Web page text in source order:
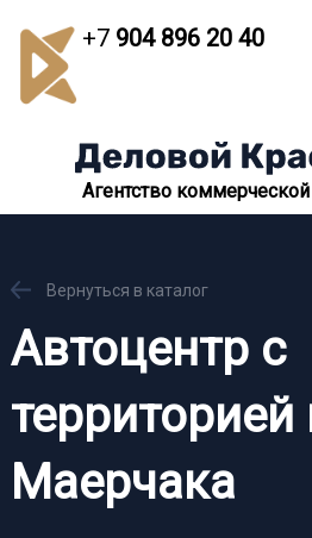
+7904 896 20 40
Агентство
Вернуться в каталог
Автоцентр с
территорией
Маерчака